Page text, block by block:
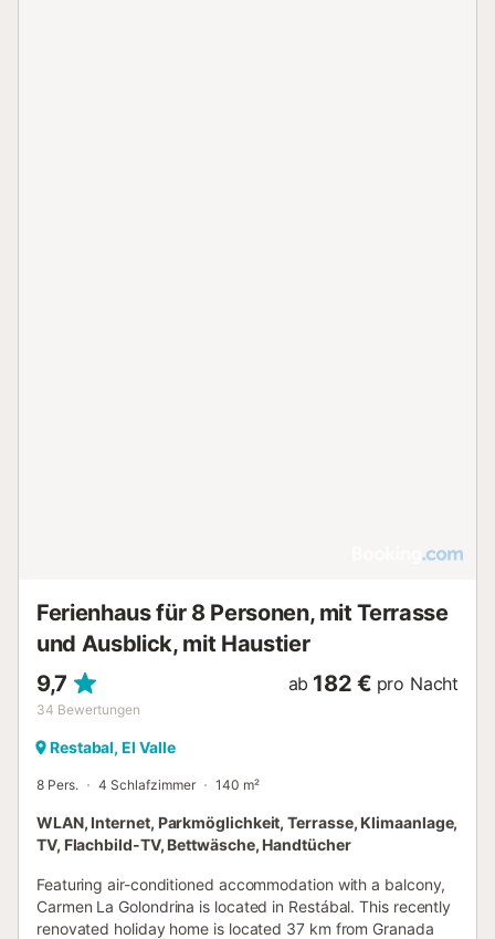
Ferienhaus für 8 Personen, mit Terrasse
und Ausblick, mit Haustier
9,7
34 Bewertungen
ab 182 € pro Nacht
Restabal, El Valle
8 Pers. 4 Schlafzimmer 140 m²
WLAN, Internet, Parkmöglichkeit, Terrasse, Klimaanlage,
TV, Flachbild-TV, Bettwäsche, Handtücher
Featuring air-conditioned accommodation with a balcony,
Carmen La Golondrina is located in Restábal. This recently
renovated holiday home is located 37 km from Granada